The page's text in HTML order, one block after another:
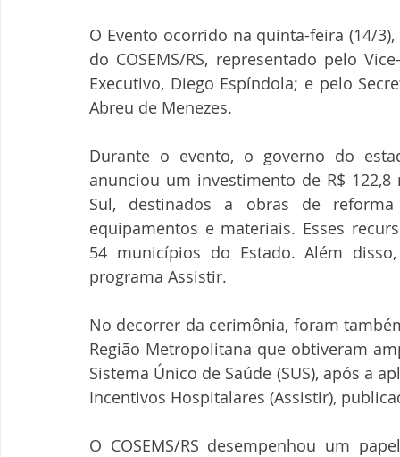
O Evento ocorrido na quinta-feira (14/
do COSEMS/RS, representado pelo
Executivo, Diego Espíndola; e pelo
Abreu de Menezes.
Durante o evento, o governo do
anunciou um investimento de R$
Sul, destinados a obras de
equipamentos e materiais. Esses
54 municípios do Estado. Além
programa Assistir.
No decorrer da cerimônia, foram
Região Metropolitana que obtiveram
Sistema Único de Saúde (SUS), após a
Incentivos Hospitalares (Assistir),
O COSEMS/RS desempenhou um